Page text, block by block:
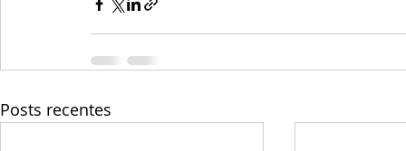
Posts recentes